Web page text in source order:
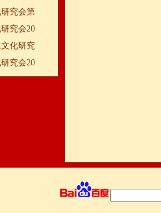
究会第
究会20
化研究
究会20